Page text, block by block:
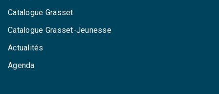
Catalogue Grasset
Catalogue Grasset-Jeunesse
Actualités
Agenda